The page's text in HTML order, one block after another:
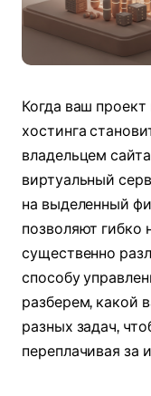
Когда ваш проект
хостинга
владельцем
виртуальный
на выделенный
позволяют гибко
существенно
способу
разберем, какой
разных задач,
переплачивая за